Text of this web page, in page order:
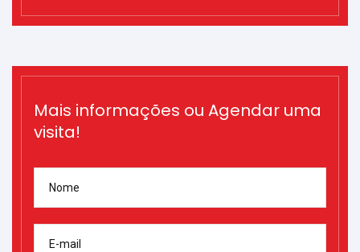
Mais informações ou Agendar uma
visita!
Nome
E-mail